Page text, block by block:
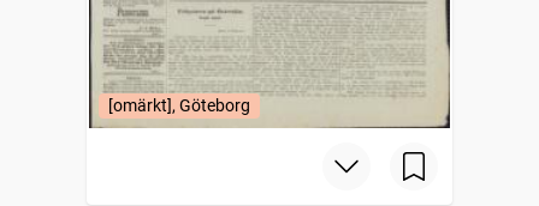
[omärkt], Göteborg